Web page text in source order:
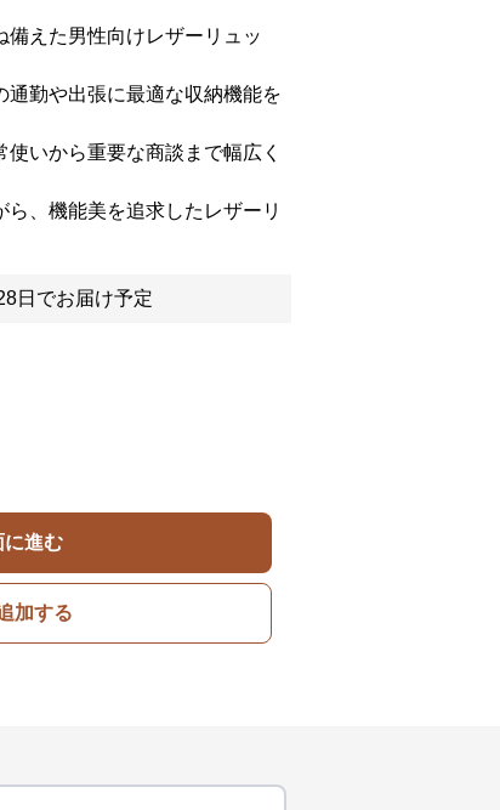
えた男性向けレザーリュッ
通勤や出張に最適な収納機能を
いから重要な商談まで幅広く
、機能美を追求したレザーリ
日でお届け予定
に進む
加する